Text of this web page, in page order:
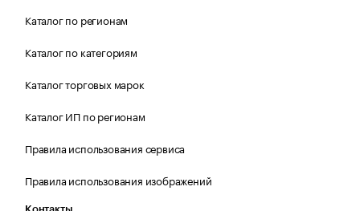
Каталог по регионам
Каталог по категориям
Каталог торговых марок
Каталог ИП по регионам
Правила использования сервиса
Правила использования изображений
Контакты